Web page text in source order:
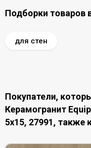
Подборки товаров
для стен
Покупатели,
Керамогранит
5x15, 27991, также